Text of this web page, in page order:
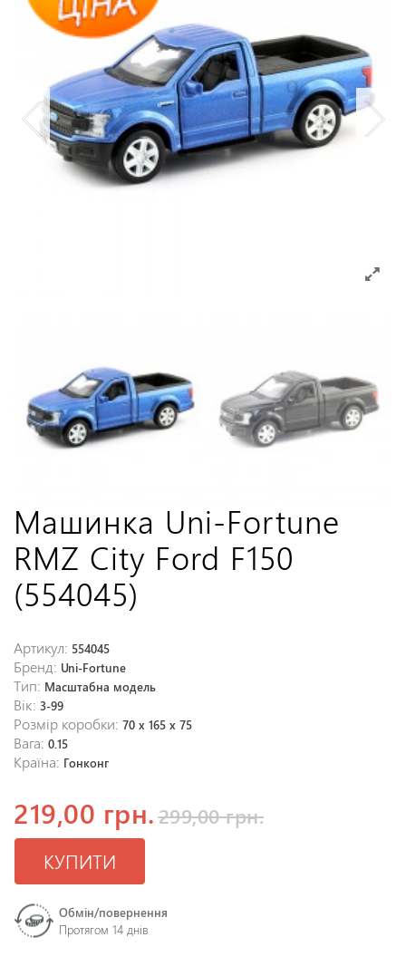
Машинка Uni-Fortune
RMZ City Ford F150
(554045)
Артикул: 554045
Бренд: Uni-Fortune
Тип: Масштабна модель
Вік: 3-99
Розмір коробки: 70 х 165 х 75
Вага: 0.15
Країна: Гонконг
219,00 грн.299,00 грн.
КУПИТИ
Обмін/повернення
Протягом 14 днів